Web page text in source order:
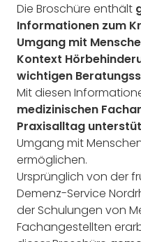
Die Broschüre enthält
Informationen zum
Umgang mit
Kontext
wichtigen
Mit diesen
medizinischen
Praxisalltag
Umgang mit
ermöglichen.
Ursprünglich von der
Demenz-Service
der Schulungen von
Fachangestellten